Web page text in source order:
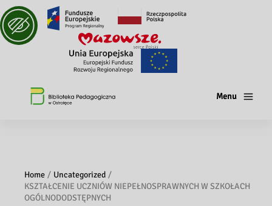
Menu
Home
Uncategorized
KSZTAŁCENIE UCZNIÓW NIEPEŁNOSPRAWNYCH W SZKOŁACH
OGÓLNODODSTĘPNYCH